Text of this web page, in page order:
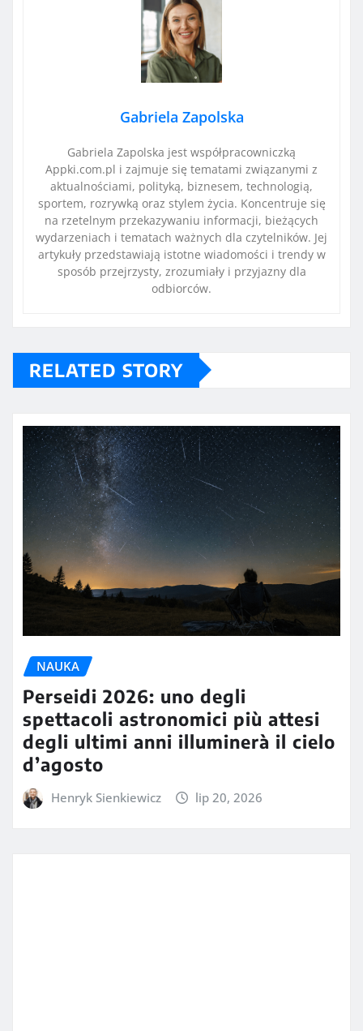
Gabriela Zapolska
Gabriela Zapolska jest współpracowniczką
Appki.com.pl i zajmuje się tematami związanymi z
aktualnościami, polityką, biznesem, technologią,
sportem, rozrywką oraz stylem życia. Koncentruje się
na rzetelnym przekazywaniu informacji, bieżących
wydarzeniach i tematach ważnych dla czytelników. Jej
artykuły przedstawiają istotne wiadomości i trendy w
sposób przejrzysty, zrozumiały i przyjazny dla
odbiorców.
RELATED STORY
NAUKA
Perseidi 2026: uno degli
spettacoli astronomici più attesi
degli ultimi anni illuminerà il cielo
d’agosto
Henryk Sienkiewicz lip 20, 2026